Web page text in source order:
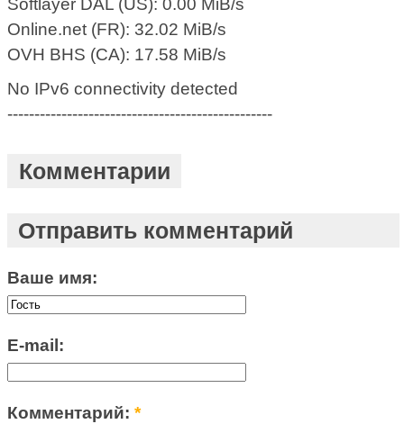
Softlayer DAL (US): 0.00 MiB/s
Online.net (FR): 32.02 MiB/s
OVH BHS (CA): 17.58 MiB/s
No IPv6 connectivity detected
-------------------------------------------------
Комментарии
Отправить комментарий
Ваше имя:
E-mail:
Комментарий:*